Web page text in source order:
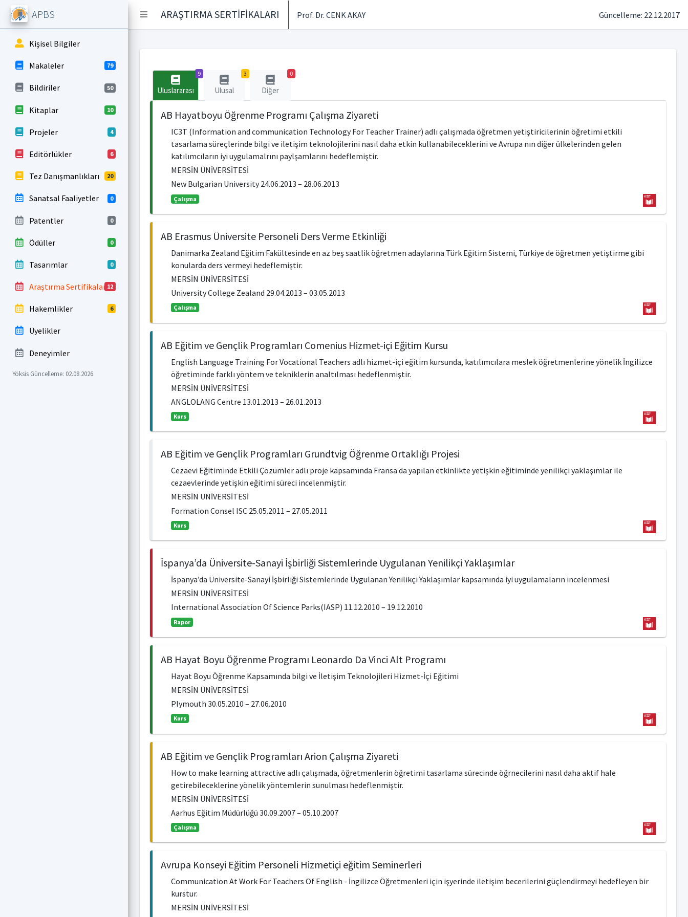
ARAŞTIRMA SERTİFİKALARI Prof. Dr. CENK AKAY Güncelleme: 22.12.2017
APBS
Kişisel Bilgiler
Makaleler 79
Bildiriler 50
Kitaplar 10
Projeler 4
Editörlükler 6
Tez Danışmanlıkları 20
Sanatsal Faaliyetler 0
Patentler 0
Ödüller 0
Tasarımlar 0
Araştırma Sertifikaları12
Hakemlikler 6
Üyelikler
Deneyimler
Yöksis Güncelleme: 02.08.2026
9
Uluslararası
3
Ulusal
0
Diğer
AB Hayatboyu Öğrenme Programı Çalışma Ziyareti
IC3T (Information and communication Technology For Teacher Trainer) adlı çalışmada öğretmen yetiştiricilerinin öğretimi etkili
tasarlama süreçlerinde bilgi ve iletişim teknolojilerini nasıl daha etkin kullanabileceklerini ve Avrupa nın diğer ülkelerinden gelen
katılımcıların iyi uygulamalrını paylşamlarını hedeflemiştir.
MERSİN ÜNİVERSİTESİ
New Bulgarian University 24.06.2013 – 28.06.2013
Çalışma
AB Erasmus Üniversite Personeli Ders Verme Etkinliği
Danimarka Zealand Eğitim Fakültesinde en az beş saatlik öğretmen adaylarına Türk Eğitim Sistemi, Türkiye de öğretmen yetiştirme gibi
konularda ders vermeyi hedeflemiştir.
MERSİN ÜNİVERSİTESİ
University College Zealand 29.04.2013 – 03.05.2013
Çalışma
AB Eğitim ve Gençlik Programları Comenius Hizmet-içi Eğitim Kursu
English Language Training For Vocational Teachers adlı hizmet-içi eğitim kursunda, katılımcılara meslek öğretmenlerine yönelik İngilizce
öğretiminde farklı yöntem ve tekniklerin analtılması hedeflenmiştir.
MERSİN ÜNİVERSİTESİ
ANGLOLANG Centre 13.01.2013 – 26.01.2013
Kurs
AB Eğitim ve Gençlik Programları Grundtvig Öğrenme Ortaklığı Projesi
Cezaevi Eğitiminde Etkili Çözümler adlı proje kapsamında Fransa da yapılan etkinlikte yetişkin eğitiminde yenilikçi yaklaşımlar ile
cezaevlerinde yetişkin eğitimi süreci incelenmiştir.
MERSİN ÜNİVERSİTESİ
Formation Consel ISC 25.05.2011 – 27.05.2011
Kurs
İspanya’da Üniversite-Sanayi İşbirliği Sistemlerinde Uygulanan Yenilikçi Yaklaşımlar
İspanya’da Üniversite-Sanayi İşbirliği Sistemlerinde Uygulanan Yenilikçi Yaklaşımlar kapsamında iyi uygulamaların incelenmesi
MERSİN ÜNİVERSİTESİ
International Association Of Science Parks(IASP) 11.12.2010 – 19.12.2010
Rapor
AB Hayat Boyu Öğrenme Programı Leonardo Da Vinci Alt Programı
Hayat Boyu Öğrenme Kapsamında bilgi ve İletişim Teknolojileri Hizmet-İçi Eğitimi
MERSİN ÜNİVERSİTESİ
Plymouth 30.05.2010 – 27.06.2010
Kurs
AB Eğitim ve Gençlik Programları Arion Çalışma Ziyareti
How to make learning attractive adlı çalışmada, öğretmenlerin öğretimi tasarlama sürecinde öğrnecilerini nasıl daha aktif hale
getirebileceklerine yönelik yöntemlerin sunulması hedeflenmiştir.
MERSİN ÜNİVERSİTESİ
Aarhus Eğitim Müdürlüğü 30.09.2007 – 05.10.2007
Çalışma
Avrupa Konseyi Eğitim Personeli Hizmetiçi eğitim Seminerleri
Communication At Work For Teachers Of English - İngilizce Öğretmenleri için işyerinde iletişim becerilerini güçlendirmeyi hedefleyen bir
kurstur.
MERSİN ÜNİVERSİTESİ